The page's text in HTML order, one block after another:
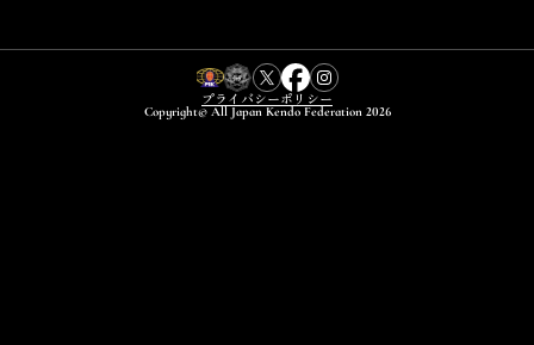
Copyright© All Japan Kendo Federation 2026
プライバシーポリシー